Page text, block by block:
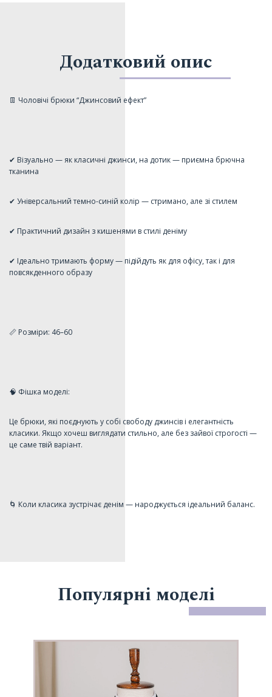
Додатковий опис
👖 Чоловічі брюки “Джинсовий ефект”
✔ Візуально — як класичні джинси, на дотик — приємна брючна
тканина
✔ Універсальний темно-синій колір — стримано, але зі стилем
✔ Практичний дизайн з кишенями в стилі деніму
✔ Ідеально тримають форму — підійдуть як для офісу, так і для
повсякденного образу
📏 Розміри: 46–60
🧠 Фішка моделі:
Це брюки, які поєднують у собі свободу джинсів і елегантність
класики. Якщо хочеш виглядати стильно, але без зайвої строгості —
це саме твій варіант.
🌀 Коли класика зустрічає денім — народжується ідеальний баланс.
Популярні моделі